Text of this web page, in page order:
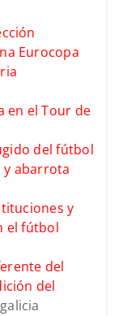
Eurocopa
en el Tour de
del fútbol
y abarrota
y
el fútbol
del
del